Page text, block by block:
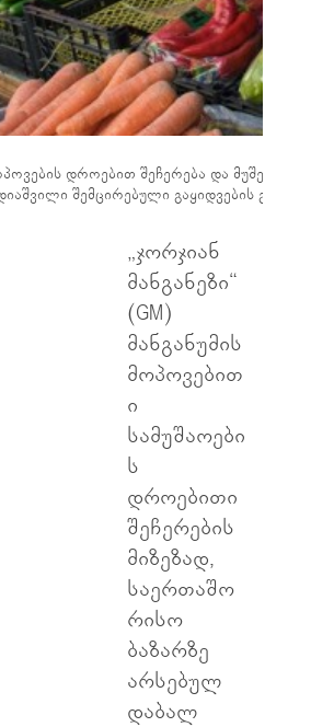
დროებით შეჩერება და
შემცირებული გაყიდვების გამო წუხს.
„ჯორჯიან
მანგანეზი“
(GM)
მანგანუმის
მოპოვებით
ი
სამუშაოები
ს
დროებითი
შეჩერების
მიზეზად,
საერთაშო
რისო
ბაზარზე
არსებულ
დაბალ